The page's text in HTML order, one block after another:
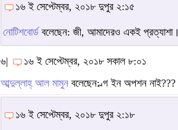
১৬ ই সেপ্টেম্বর, ২০১৮ দুপুর ২:১৫
নোটিশবোর্ড বলেছেন: জী, আমাদেরও একই প্রত্যাশা।
৬|
১৬ ই সেপ্টেম্বর, ২০১৮ সকাল ৮:০১
আব্দুল্লাহ্ আল মামুন বলেছেন: ল্গ ইন অপশন নাই???
১৬ ই সেপ্টেম্বর, ২০১৮ দুপুর ২:১৮